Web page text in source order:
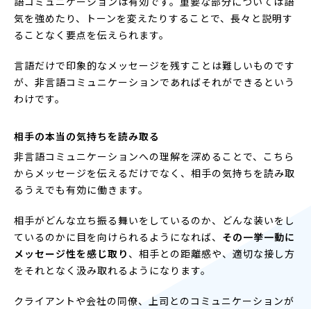
気を強めたり、トーンを変えたりすることで、長々と説明す
ることなく要点を伝えられます。
言語だけで印象的なメッセージを残すことは難しいものです
が、非言語コミュニケーションであればそれができるという
わけです。
相手の本当の気持ちを読み取る
非言語コミュニケーションへの理解を深めることで、こちら
からメッセージを伝えるだけでなく、相手の気持ちを読み取
るうえでも有効に働きます。
相手がどんな立ち振る舞いをしているのか、どんな装いをし
ているのかに目を向けられるようになれば、 その一挙一動に
メッセージ性を感じ取り 、相手との距離感や、適切な接し方
をそれとなく汲み取れるようになります。
クライアントや会社の同僚、上司とのコミュニケーションが